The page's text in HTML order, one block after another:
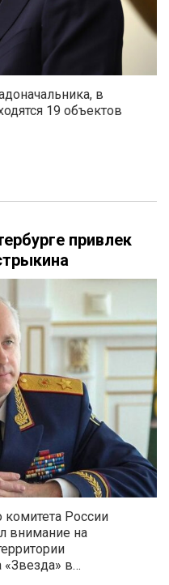
в
19 объектов
привлек
комитета России
внимание на
«Звезда» в…